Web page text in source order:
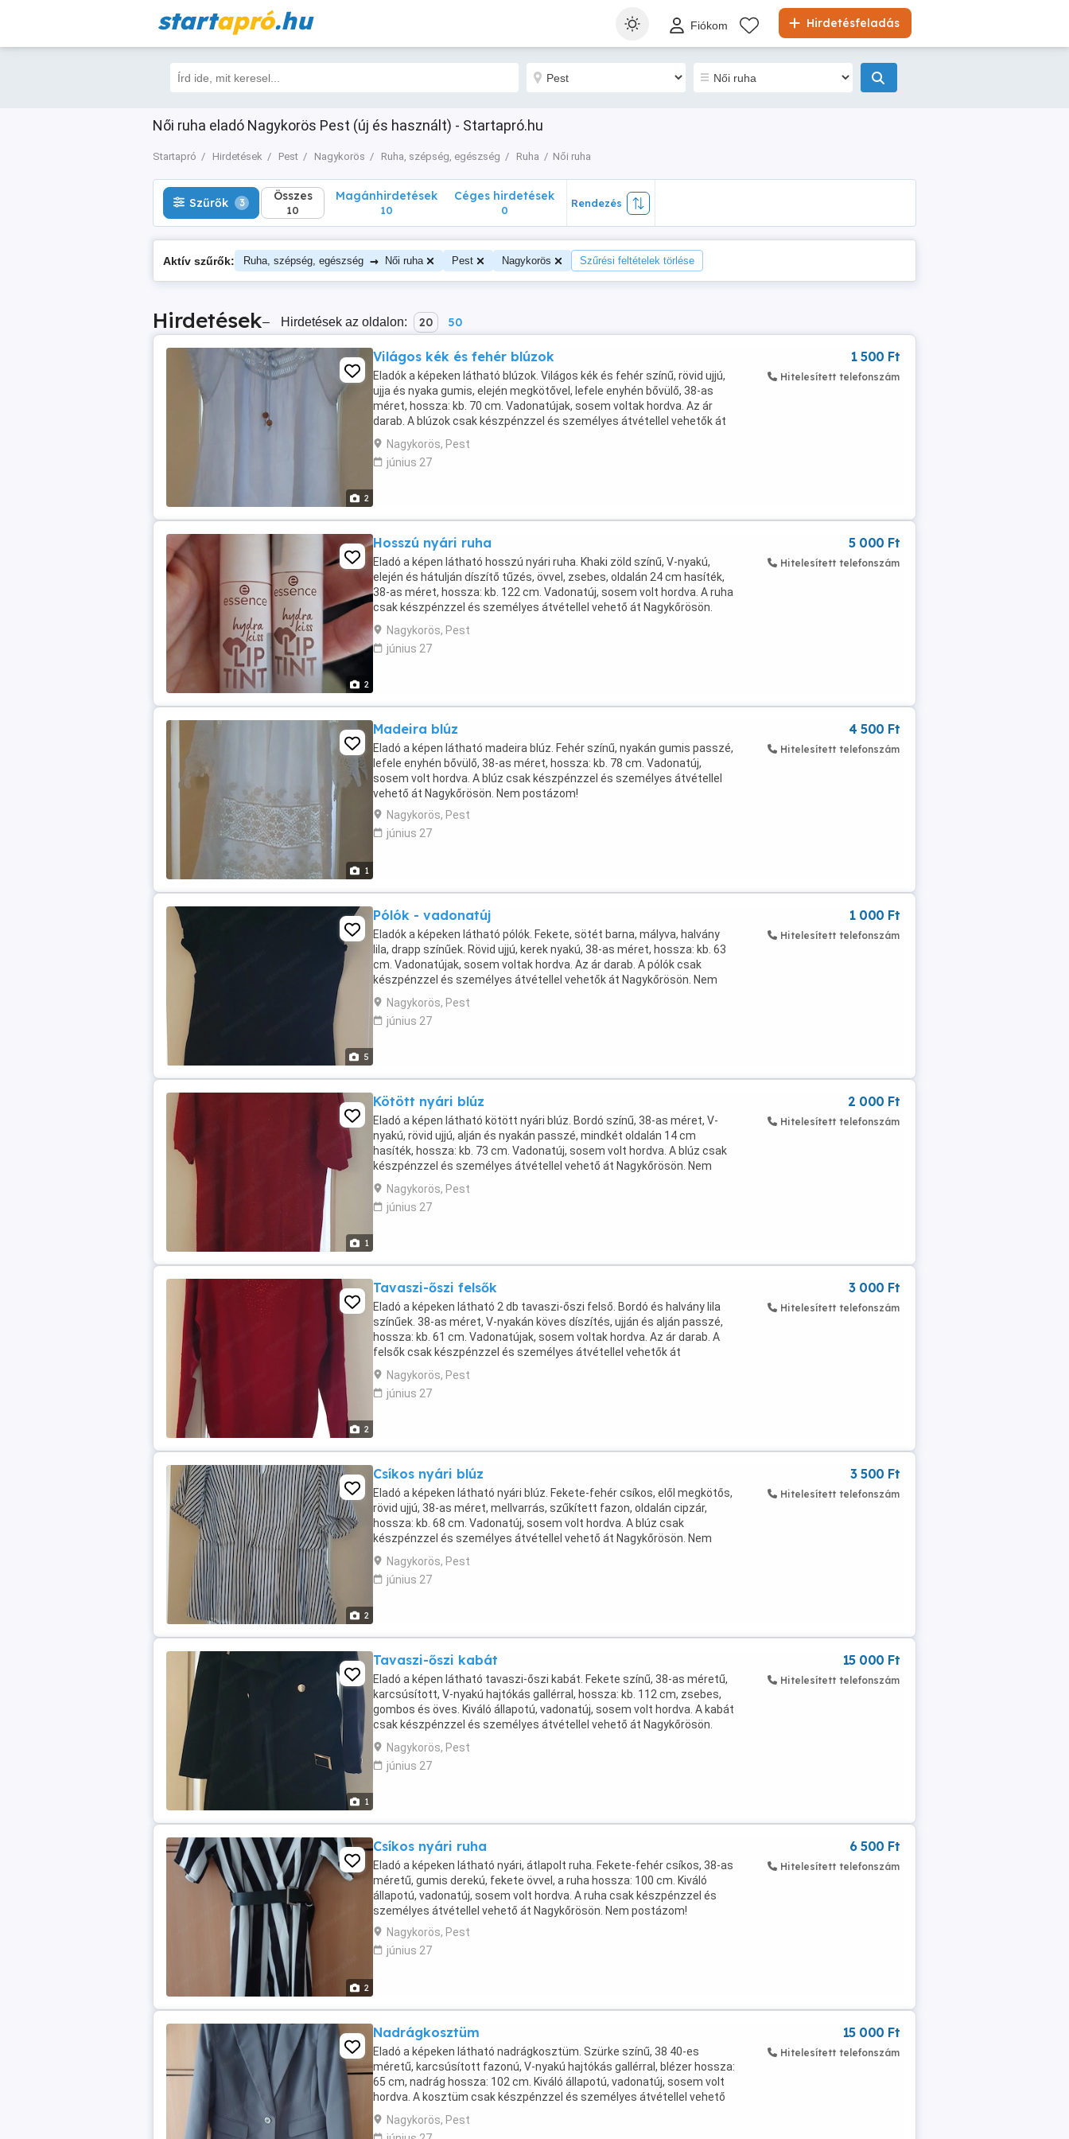
startapró.hu Hirdetésfeladás
Fiókom
Női ruha eladó Nagykorös Pest (új és használt) - Startapró.hu
Startapró Hirdetések Pest Nagykorös Ruha, szépség, egészség Ruha Női ruha
Szűrők 3 Összes
10
Szűrők 3 Összes
10
Magánhirdetések
10
Céges hirdetések
0
Rendezés
Aktív szűrők: Ruha, szépség, egészség → Női ruha Pest Nagykorös Szűrési feltételek törlése
Hirdetések– Hirdetések az oldalon: 20 50
2
Világos kék és fehér blúzok
Eladók a képeken látható blúzok. Világos kék és fehér színű, rövid ujjú,
ujja és nyaka gumis, elején megkötővel, lefele enyhén bővülő, 38-as
méret, hossza: kb. 70 cm. Vadonatújak, sosem voltak hordva. Az ár
darab. A blúzok csak készpénzzel és személyes átvétellel vehetők át
Nagykőrösön. Nem postázom ...
Nagykorös, Pest
június 27
1 500 Ft
Hitelesített telefonszám
2
Hosszú nyári ruha
Eladó a képen látható hosszú nyári ruha. Khaki zöld színű, V-nyakú,
elején és hátulján díszítő tűzés, övvel, zsebes, oldalán 24 cm hasíték,
38-as méret, hossza: kb. 122 cm. Vadonatúj, sosem volt hordva. A ruha
csak készpénzzel és személyes átvétellel vehető át Nagykőrösön.
Nem postázom!
Nagykorös, Pest
június 27
5 000 Ft
Hitelesített telefonszám
1
Madeira blúz
Eladó a képen látható madeira blúz. Fehér színű, nyakán gumis passzé,
lefele enyhén bővülő, 38-as méret, hossza: kb. 78 cm. Vadonatúj,
sosem volt hordva. A blúz csak készpénzzel és személyes átvétellel
vehető át Nagykőrösön. Nem postázom!
Nagykorös, Pest
június 27
4 500 Ft
Hitelesített telefonszám
5
Pólók - vadonatúj
Eladók a képeken látható pólók. Fekete, sötét barna, mályva, halvány
lila, drapp színűek. Rövid ujjú, kerek nyakú, 38-as méret, hossza: kb. 63
cm. Vadonatújak, sosem voltak hordva. Az ár darab. A pólók csak
készpénzzel és személyes átvétellel vehetők át Nagykőrösön. Nem
postázom!
Nagykorös, Pest
június 27
1 000 Ft
Hitelesített telefonszám
1
Kötött nyári blúz
Eladó a képen látható kötött nyári blúz. Bordó színű, 38-as méret, V-
nyakú, rövid ujjú, alján és nyakán passzé, mindkét oldalán 14 cm
hasíték, hossza: kb. 73 cm. Vadonatúj, sosem volt hordva. A blúz csak
készpénzzel és személyes átvétellel vehető át Nagykőrösön. Nem
postázom!
Nagykorös, Pest
június 27
2 000 Ft
Hitelesített telefonszám
2
Tavaszi-őszi felsők
Eladó a képeken látható 2 db tavaszi-őszi felső. Bordó és halvány lila
színűek. 38-as méret, V-nyakán köves díszítés, ujján és alján passzé,
hossza: kb. 61 cm. Vadonatújak, sosem voltak hordva. Az ár darab. A
felsők csak készpénzzel és személyes átvétellel vehetők át
Nagykőrösön. Nem postázom!
Nagykorös, Pest
június 27
3 000 Ft
Hitelesített telefonszám
2
Csíkos nyári blúz
Eladó a képeken látható nyári blúz. Fekete-fehér csíkos, elől megkötős,
rövid ujjú, 38-as méret, mellvarrás, szűkített fazon, oldalán cipzár,
hossza: kb. 68 cm. Vadonatúj, sosem volt hordva. A blúz csak
készpénzzel és személyes átvétellel vehető át Nagykőrösön. Nem
postázom!
Nagykorös, Pest
június 27
3 500 Ft
Hitelesített telefonszám
1
Tavaszi-őszi kabát
Eladó a képen látható tavaszi-őszi kabát. Fekete színű, 38-as méretű,
karcsúsított, V-nyakú hajtókás gallérral, hossza: kb. 112 cm, zsebes,
gombos és öves. Kiváló állapotú, vadonatúj, sosem volt hordva. A kabát
csak készpénzzel és személyes átvétellel vehető át Nagykőrösön.
Nem postázom!
Nagykorös, Pest
június 27
15 000 Ft
Hitelesített telefonszám
2
Csíkos nyári ruha
Eladó a képeken látható nyári, átlapolt ruha. Fekete-fehér csíkos, 38-as
méretű, gumis derekú, fekete övvel, a ruha hossza: 100 cm. Kiváló
állapotú, vadonatúj, sosem volt hordva. A ruha csak készpénzzel és
személyes átvétellel vehető át Nagykőrösön. Nem postázom!
Nagykorös, Pest
június 27
6 500 Ft
Hitelesített telefonszám
Nadrágkosztüm
Eladó a képeken látható nadrágkosztüm. Szürke színű, 38 40-es
méretű, karcsúsított fazonú, V-nyakú hajtókás gallérral, blézer hossza:
65 cm, nadrág hossza: 102 cm. Kiváló állapotú, vadonatúj, sosem volt
hordva. A kosztüm csak készpénzzel és személyes átvétellel vehető
át Nagykőrösön. Nem postázom!
Nagykorös, Pest
15 000 Ft
Hitelesített telefonszám